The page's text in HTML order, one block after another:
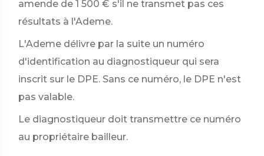
amende de 1 500 € s'il ne transmet pas ces
résultats à l'Ademe.
L'Ademe délivre par la suite un numéro
d'identification au diagnostiqueur qui sera
inscrit sur le DPE. Sans ce numéro, le DPE n'est
pas valable.
Le diagnostiqueur doit transmettre ce numéro
au propriétaire bailleur.